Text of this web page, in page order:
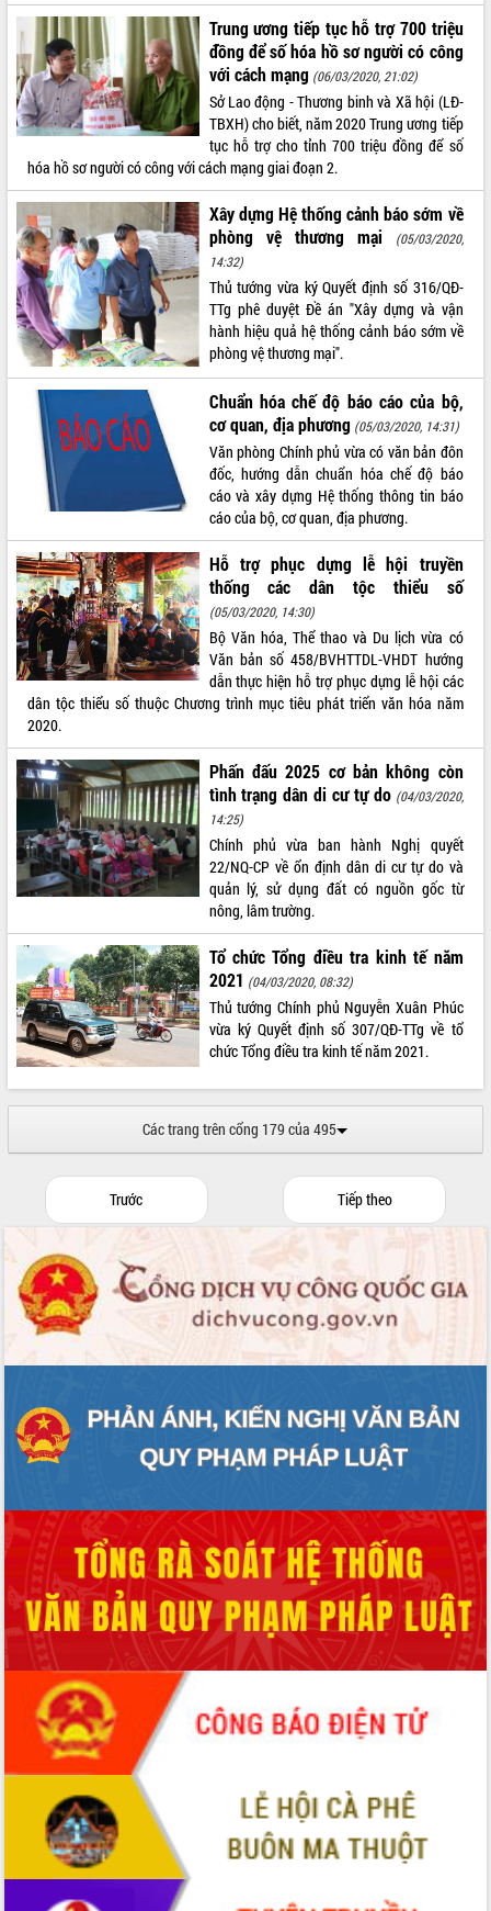
Không có file video nào để phát.
ALBUM ẢNH
LIÊN KẾT WEB
THỐNG KÊ TRUY CẬP
Hôm nay: 399
Tất cả: 66086067
Trung ương tiếp tục hỗ trợ 700 triệu
đồng để số hóa hồ sơ người có công
với cách mạng (06/03/2020, 21:02)
Sở Lao động - Thương binh và Xã hội (LĐ-
TBXH) cho biết, năm 2020 Trung ương tiếp
tục hỗ trợ cho tỉnh 700 triệu đồng để số
hóa hồ sơ người có công với cách mạng giai đoạn 2.
Xây dựng Hệ thống cảnh báo sớm về
phòng vệ thương mại
(05/03/2020,
14:32)
Thủ tướng vừa ký Quyết định số 316/QĐ-
TTg phê duyệt Đề án "Xây dựng và vận
hành hiệu quả hệ thống cảnh báo sớm về
phòng vệ thương mại".
Chuẩn hóa chế độ báo cáo của bộ,
cơ quan, địa phương (05/03/2020, 14:31)
Văn phòng Chính phủ vừa có văn bản đôn
đốc, hướng dẫn chuẩn hóa chế độ báo
cáo và xây dựng Hệ thống thông tin báo
cáo của bộ, cơ quan, địa phương.
Hỗ trợ phục dựng lễ hội truyền
thống các dân tộc thiểu số
(05/03/2020, 14:30)
Bộ Văn hóa, Thể thao và Du lịch vừa có
Văn bản số 458/BVHTTDL-VHDT hướng
dẫn thực hiện hỗ trợ phục dựng lễ hội các
dân tộc thiểu số thuộc Chương trình mục tiêu phát triển văn hóa năm
2020.
Phấn đấu 2025 cơ bản không còn
tình trạng dân di cư tự do (04/03/2020,
14:25)
Chính phủ vừa ban hành Nghị quyết
22/NQ-CP về ổn định dân di cư tự do và
quản lý, sử dụng đất có nguồn gốc từ
nông, lâm trường.
Tổ chức Tổng điều tra kinh tế năm
2021 (04/03/2020, 08:32)
Thủ tướng Chính phủ Nguyễn Xuân Phúc
vừa ký Quyết định số 307/QĐ-TTg về tổ
chức Tổng điều tra kinh tế năm 2021.
Các trang trên cổng 179 của 495
Trước Tiếp theo